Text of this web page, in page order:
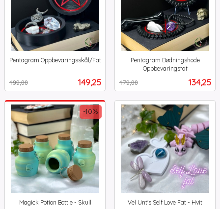
Pentagram Oppbevaringsskål/Fat
Tilbud
149,25
199,00
Pentagram Dødningshode
Oppbevaringsfat
Tilbud
134,25
179,00
mva.
Magick Potion Bottle - Skull
-10%
Vel Unt's Self Love Fat - Hvit